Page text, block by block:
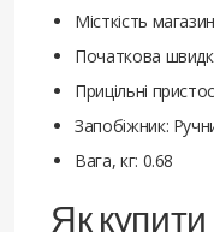
Місткість
Початкова
Прицільні
Запобіжник:
Вага, кг: 0.68
Як